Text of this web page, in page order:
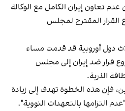
تعاون إيران الكامل مع الوكالة
المقترح لمجلس
دول أوروبية قد قدمت مساء
10 يونيو 2025 مشروع قرار ضد إيران إلى مجلس
الذرية.
فإن هذه الخطوة تهدف إلى زيادة
التزامها بالتعهدات النووية".